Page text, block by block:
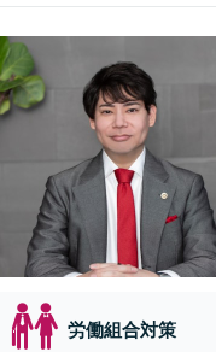
労働組合対策